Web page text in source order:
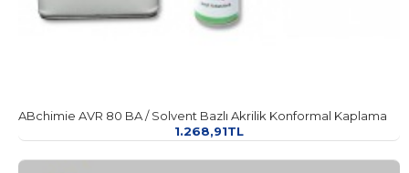
ABchimie AVR 80 BA / Solvent Bazlı Akrilik Konformal Kaplama
1.268,91TL